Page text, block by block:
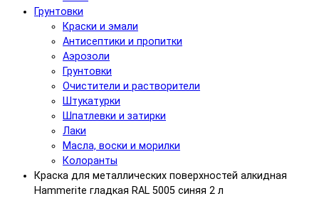
Грунтовки
Краски и эмали
Антисептики и пропитки
Аэрозоли
Грунтовки
Очистители и растворители
Штукатурки
Шпатлевки и затирки
Лаки
Масла, воски и морилки
Колоранты
Краска для металлических поверхностей алкидная
Hammerite гладкая RAL 5005 синяя 2 л